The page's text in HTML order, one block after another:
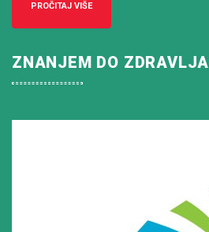
PROČITAJ VIŠE
ZNANJEM DO ZDRAVLJA